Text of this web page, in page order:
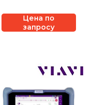
Цена по
запросу